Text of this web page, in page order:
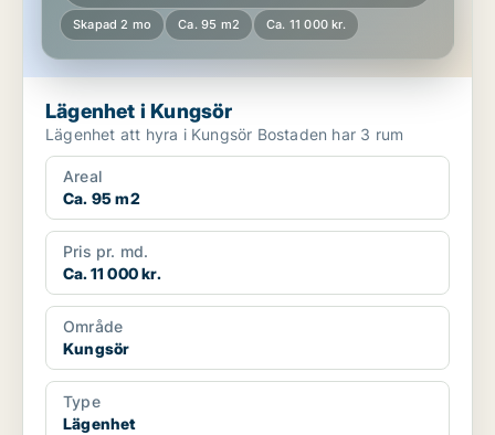
Skapad 2 mo Ca. 95 m2 Ca. 11 000 kr.
Lägenhet i Kungsör
Lägenhet att hyra i Kungsör Bostaden har 3 rum
Areal
Ca. 95 m2
Pris pr. md.
Ca. 11 000 kr.
Område
Kungsör
Type
Lägenhet